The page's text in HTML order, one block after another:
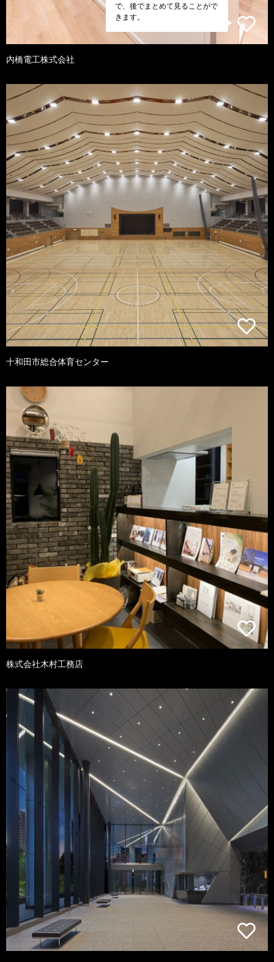
で、後でまとめて見ることがで
きます。
内橋電工株式会社
十和田市総合体育センター
株式会社木村工務店